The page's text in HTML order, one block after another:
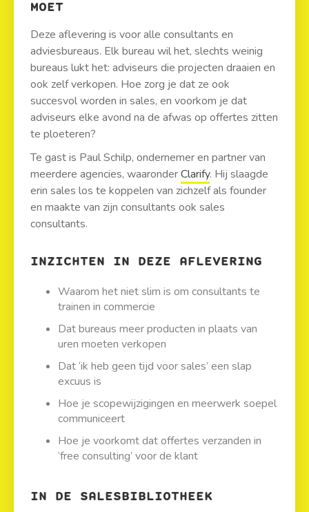
MOET
Deze aflevering is voor alle consultants en
adviesbureaus. Elk bureau wil het, slechts weinig
bureaus lukt het: adviseurs die projecten draaien en
ook zelf verkopen. Hoe zorg je dat ze ook
succesvol worden in sales, en voorkom je dat
adviseurs elke avond na de afwas op offertes zitten
te ploeteren?
Te gast is Paul Schilp, ondernemer en partner van
meerdere agencies, waaronderClarify. Hij slaagde
erin sales los te koppelen van zichzelf als founder
en maakte van zijn consultants ook sales
consultants.
INZICHTEN IN DEZE AFLEVERING
Waarom het niet slim is om consultants te
trainen in commercie
Dat bureaus meer producten in plaats van
uren moeten verkopen
Dat ‘ik heb geen tijd voor sales’ een slap
excuus is
Hoe je scopewijzigingen en meerwerk soepel
communiceert
Hoe je voorkomt dat offertes verzanden in
‘free consulting’ voor de klant
IN DE SALESBIBLIOTHEEK